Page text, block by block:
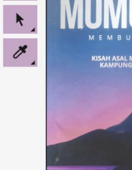
Nama
Kampung
Gorontalo